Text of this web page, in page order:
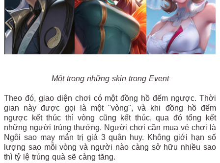
Một trong những skin trong Event
Theo đó, giao diện chơi có một đồng hồ đếm ngược. Thời
gian này được gọi là một "vòng", và khi đồng hồ đếm
ngược kết thúc thì vòng cũng kết thúc, qua đó tổng kết
những người trúng thưởng. Người chơi cần mua vé chơi là
Ngôi sao may mắn trị giá 3 quân huy. Không giới hạn số
lượng sao mỗi vòng và người nào càng sở hữu nhiều sao
thì tỷ lệ trúng quà sẽ càng tăng.